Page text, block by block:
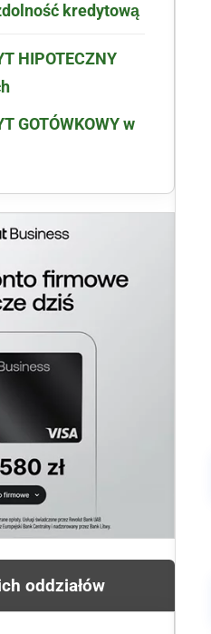
kredytową
HIPOTECZNY
GOTÓWKOWY w
oddziałów